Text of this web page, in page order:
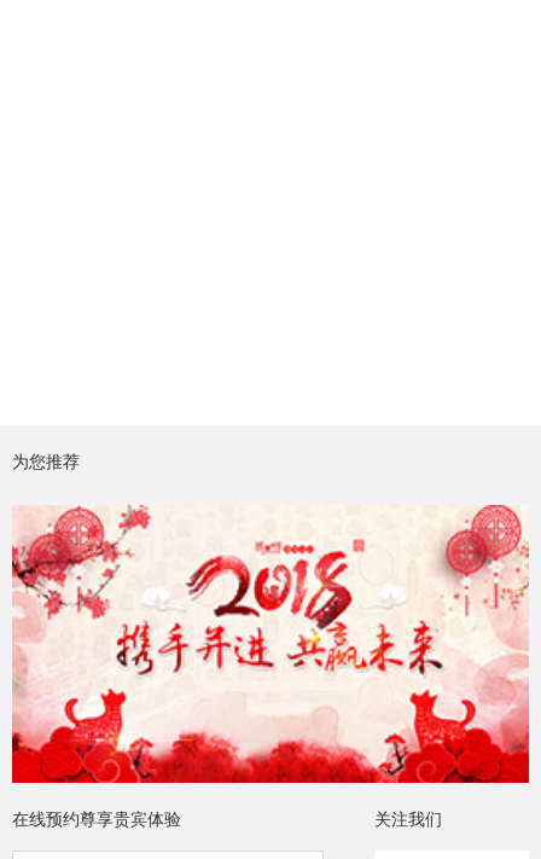
为您推荐
在线预约尊享贵宾体验 关注我们